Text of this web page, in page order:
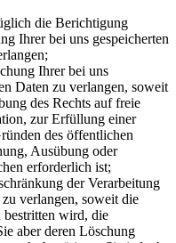
die Berichtigung
Ihrer bei uns gespeicherten
Ihrer bei uns
Daten zu verlangen, soweit
des Rechts auf freie
zur Erfüllung einer
des öffentlichen
Ausübung oder
erforderlich ist;
der Verarbeitung
verlangen, soweit die
wird, die
aber deren Löschung